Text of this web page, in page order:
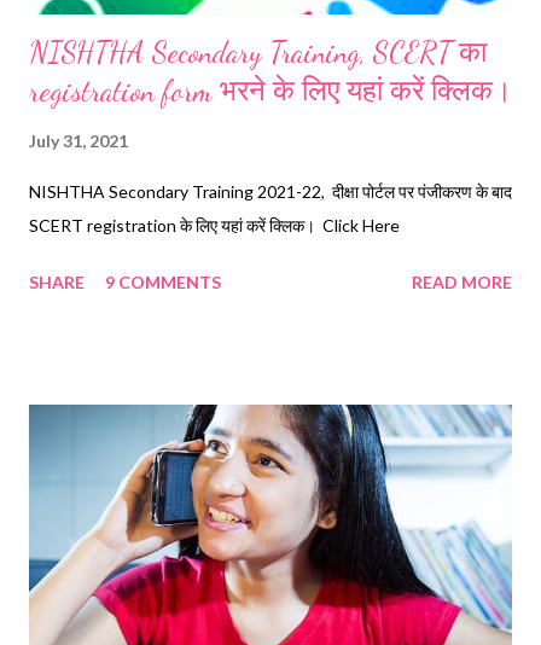
NISHTHA Secondary Training, SCERT का
registration form भरने के लिए यहां करें क्लिक।
July 31, 2021
NISHTHA Secondary Training 2021-22, दीक्षा पोर्टल पर पंजीकरण के बाद
SCERT registration के लिए यहां करें क्लिक। Click Here
SHARE 9 COMMENTS READ MORE